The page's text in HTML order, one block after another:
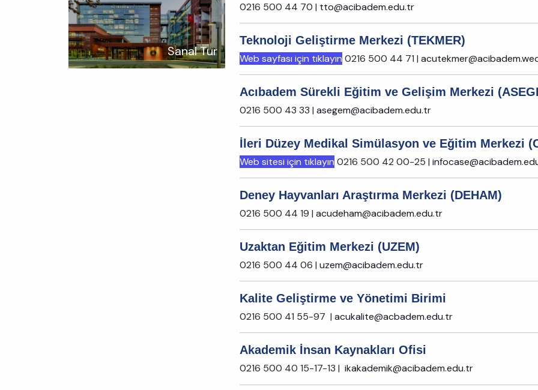
Sanal Tur
0216 500 44 70 | tto@acibadem.edu.tr
Teknoloji Geliştirme Merkezi (TEKMER)
Web sayfası için tıklayın 0216 500 44 71 |
Acıbadem Sürekli Eğitim ve Gelişim Merkezi
0216 500 43 33 | asegem@acibadem.edu.tr
İleri Düzey Medikal Simülasyon ve Eğitim Merkezi
Web sitesi için tıklayın 0216 500 42 00-25 |
Deney Hayvanları Araştırma Merkezi (DEHAM)
0216 500 44 19 | acudeham@acibadem.edu.tr
Uzaktan Eğitim Merkezi (UZEM)
0216 500 44 06 | uzem@acibadem.edu.tr
Kalite Geliştirme ve Yönetimi Birimi
0216 500 41 55-97 | acukalite@acbadem.edu.tr
Akademik İnsan Kaynakları Ofisi
0216 500 40 15-17-13 | ikakademik@acibadem.edu.tr